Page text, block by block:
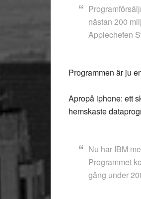
nästan 200
Applechefen
Programmen är ju
Apropå iphone: ett
hemskaste
Nu har IBM
Programmet
gång under